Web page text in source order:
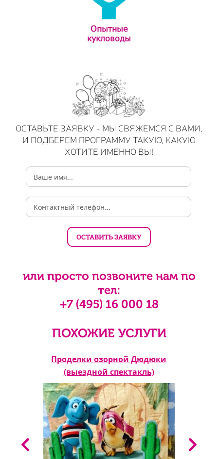
Опытные
кукловоды
ОСТАВЬТЕ ЗАЯВКУ - МЫ СВЯЖЕМСЯ С ВАМИ,
И ПОДБЕРЕМ ПРОГРАММУ ТАКУЮ, КАКУЮ
ХОТИТЕ ИМЕННО ВЫ!
или просто позвоните нам по
тел:
+7 (495) 16 000 18
ПОХОЖИЕ УСЛУГИ
Проделки озорной Дюдюки
(выездной спектакль)